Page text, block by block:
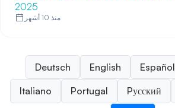
2025
منذ 10 أشهر
Deutsch English Español
Italiano
Portugal Pусский